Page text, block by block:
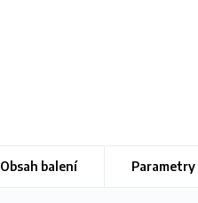
Obsah balení Parametry